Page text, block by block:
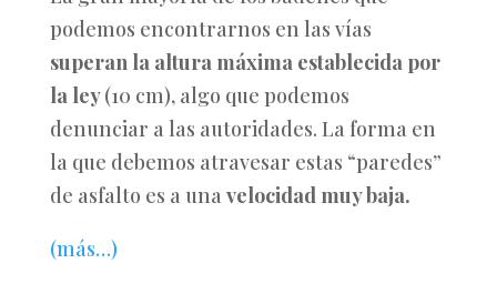
podemos encontrarnos en las vías
superan la altura máxima establecida por
la ley(10 cm), algo que podemos
denunciar a las autoridades. La forma en
la que debemos atravesar estas “paredes”
de asfalto es a una velocidad muy baja.
(más…)